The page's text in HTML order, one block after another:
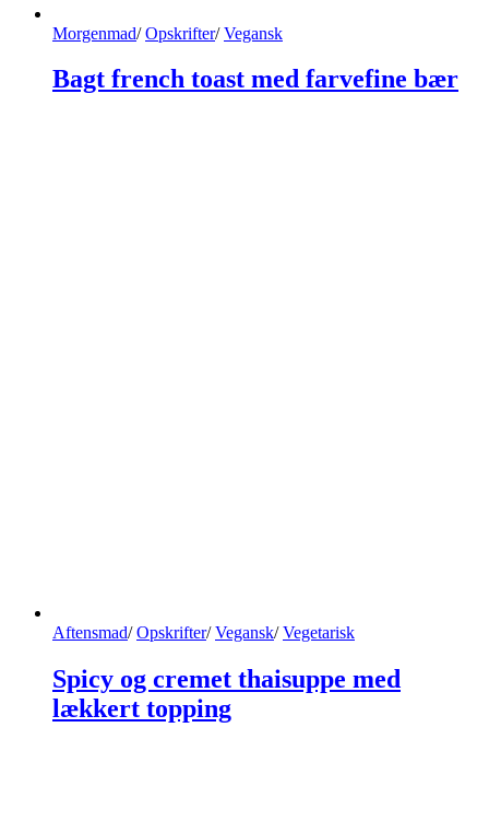
Morgenmad/ Opskrifter/ Vegansk
Bagt french toast med farvefine bær
Aftensmad/ Opskrifter/ Vegansk/ Vegetarisk
Spicy og cremet thaisuppe med
lækkert topping